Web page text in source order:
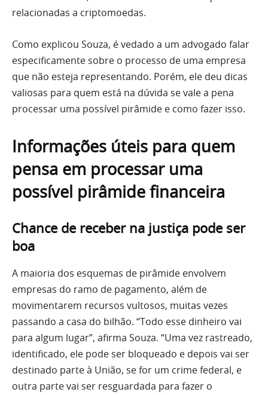
relacionadas a criptomoedas.
Como explicou Souza, é vedado a um advogado falar
especificamente sobre o processo de uma empresa
que não esteja representando. Porém, ele deu dicas
valiosas para quem está na dúvida se vale a pena
processar uma possível pirâmide e como fazer isso.
Informações úteis para quem
pensa em processar uma
possível pirâmide financeira
Chance de receber na justiça pode ser
boa
A maioria dos esquemas de pirâmide envolvem
empresas do ramo de pagamento, além de
movimentarem recursos vultosos, muitas vezes
passando a casa do bilhão. “Todo esse dinheiro vai
para algum lugar”, afirma Souza. “Uma vez rastreado,
identificado, ele pode ser bloqueado e depois vai ser
destinado parte à União, se for um crime federal, e
outra parte vai ser resguardada para fazer o